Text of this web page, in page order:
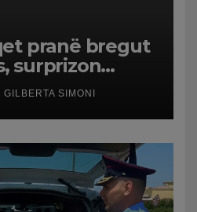
pranë bregut
surprizon
banorët
GILBERTA SIMONI